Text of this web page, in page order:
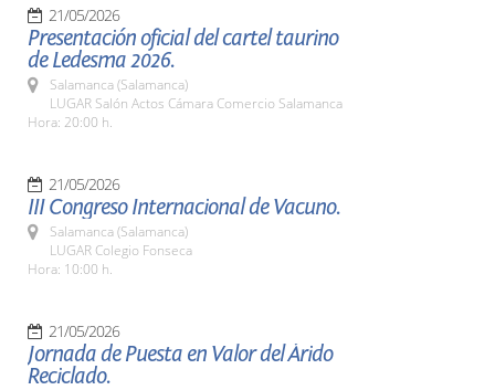
21/05/2026
Presentación oficial del cartel taurino
de Ledesma 2026.
Salamanca (Salamanca)
LUGAR Salón Actos Cámara Comercio Salamanca
Hora: 20:00 h.
21/05/2026
III Congreso Internacional de Vacuno.
Salamanca (Salamanca)
LUGAR Colegio Fonseca
Hora: 10:00 h.
21/05/2026
Jornada de Puesta en Valor del Árido
Reciclado.